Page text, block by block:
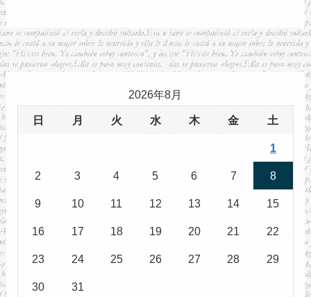
2026年8月
日 月 火 水 木 金 土
1
2 3 4 5 6 7 8
9 10 11 12 13 14 15
16 17 18 19 20 21 22
23 24 25 26 27 28 29
30 31